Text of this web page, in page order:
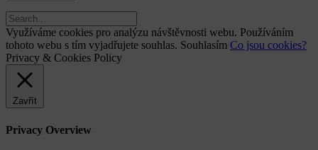
Využíváme cookies pro analýzu návštěvnosti webu. Používáním
tohoto webu s tím vyjadřujete souhlas. Souhlasím Co jsou cookies?
Privacy & Cookies Policy
Zavřít
Privacy Overview